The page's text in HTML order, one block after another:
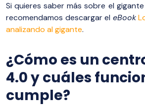
Si quieres saber más sobre el
recomendamos descargar el eBook
analizando al gigante.
¿Cómo es un
4.0 y cuáles
cumple?